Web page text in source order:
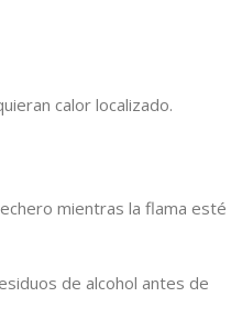
calor localizado.
mientras la flama esté
de alcohol antes de